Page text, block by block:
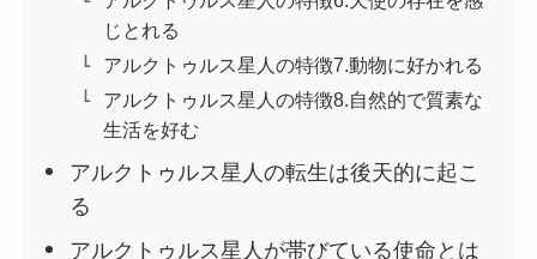
じとれる
アルクトゥルス星人の特徴7.動物に好かれる
アルクトゥルス星人の特徴8.自然的で質素な
生活を好む
アルクトゥルス星人の転生は後天的に起こ
る
アルクトゥルス星人が帯びている使命とは